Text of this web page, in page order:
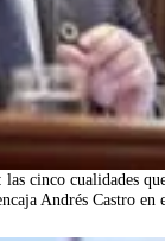
cinco cualidades
Andrés Castro en